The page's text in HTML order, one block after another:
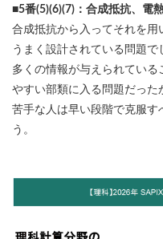
■5番(5)(6)(7)：合成抵抗、電
合成抵抗から入ってそれを用
うまく設計されている問題で
多くの情報が与えられている
やすい部類に入る問題だった
苦手な人は早い段階で克服す
う。